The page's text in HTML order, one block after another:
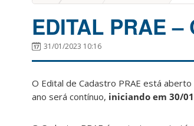
EDITAL PRAE
31/01/2023 10:16
O Edital de Cadastro PRAE está
ano será contínuo, iniciando em 30/01